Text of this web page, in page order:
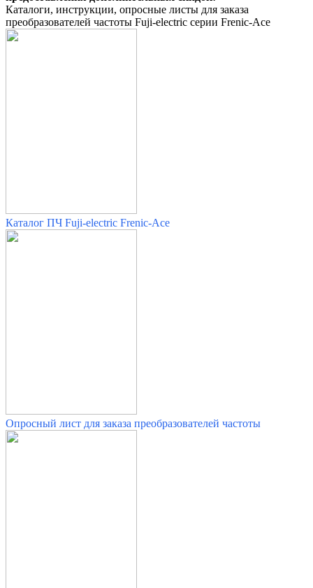
Каталоги, инструкции, опросные листы для заказа
преобразователей частоты Fuji-electric серии Frenic-Ace
Каталог ПЧ Fuji-electric Frenic-Ace
Опросный лист для заказа преобразователей частоты